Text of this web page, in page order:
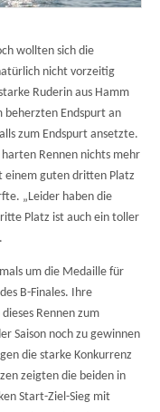
wollten sich die
nicht vorzeitig
Ruderin aus Hamm
Endspurt an
zum Endspurt ansetzte.
Rennen nichts mehr
einem guten dritten Platz
„Leider haben die
Platz ist auch ein toller
um die Medaille für
B-Finales. Ihre
Rennen zum
Saison noch zu gewinnen
die starke Konkurrenz
zeigten die beiden in
Start-Ziel-Sieg mit